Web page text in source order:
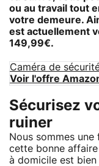
ou au travail tout
votre demeure.
est actuellement
149,99€.
Caméra de
Voir l'offre
Sécurisez
ruiner
Nous sommes
cette bonne
à domicile est